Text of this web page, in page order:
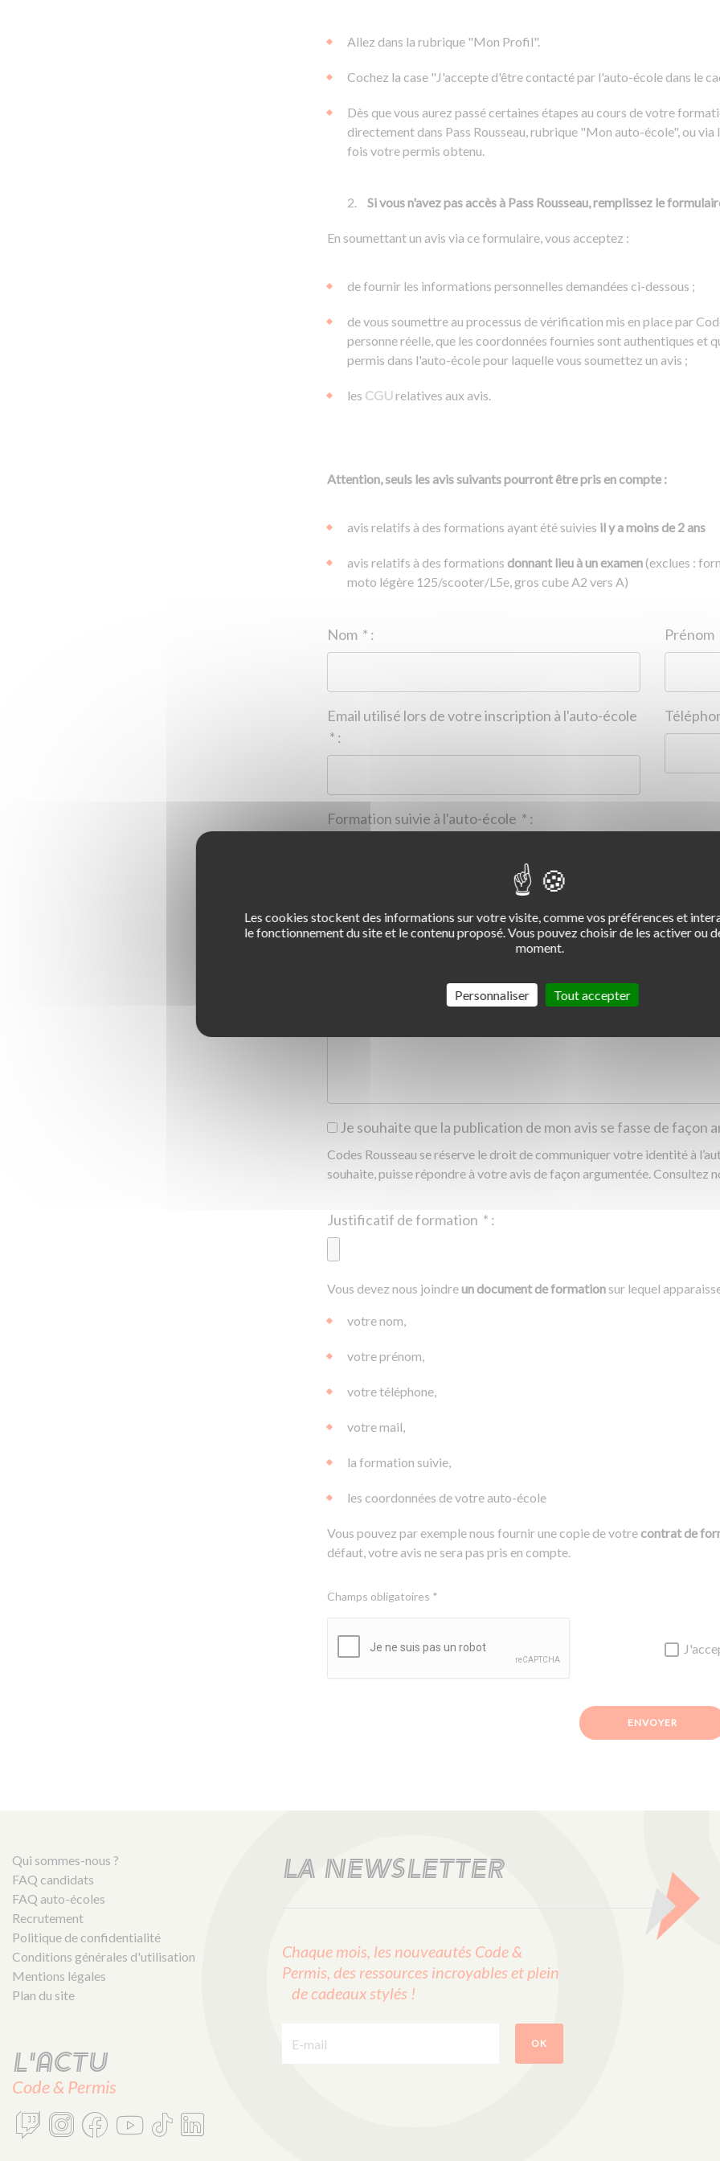
Allez dans la rubrique "Mon Profil".
Cochez la case "J'accepte d'être contacté par l'auto-école dans le
Dès que vous aurez passé certaines étapes au cours de votre
directement dans Pass Rousseau, rubrique "Mon auto-école", ou
fois votre permis obtenu.
Si vous n'avez pas accès à Pass Rousseau, remplissez le
En soumettant un avis via ce formulaire, vous acceptez :
de fournir les informations personnelles demandées ci-dessous ;
de vous soumettre au processus de vérification mis en place par
personne réelle, que les coordonnées fournies sont authentiques et
permis dans l'auto-école pour laquelle vous soumettez un avis ;
les CGUrelatives aux avis.
Attention, seuls les avis suivants pourront être pris en compte :
avis relatifs à des formations ayant été suivies il y a moins de 2 ans
avis relatifs à des formations donnant lieu à un examen(exclues :
moto légère 125/scooter/L5e, gros cube A2 vers A)
* :
Email utilisé lors de votre inscription à l'auto-école
* :
* :
1
2 3 4
Je souhaite que la publication de mon avis se fasse de façon
Codes Rousseau se réserve le droit de communiquer votre identité à
souhaite, puisse répondre à votre avis de façon argumentée. Consultez
* :
||0.00 Ko
Vous devez nous joindreun document de formation sur lequel
votre nom,
votre prénom,
votre téléphone,
votre mail,
la formation suivie,
les coordonnées de votre auto-école
Vous pouvez par exemple nous fournir une copie de votrecontrat de
défaut, votre avis ne sera pas pris en compte.
Champs obligatoires *
ENVOYER
Qui sommes-nous ?
FAQ candidats
FAQ auto-écoles
Recrutement
Politique de confidentialité
Conditions générales d'utilisation
Mentions légales
Plan du site
L'actu
Code & Permis
LA NEWSLETTER
Chaque mois, les nouveautés Code &
Permis, des ressources incroyables et plein
de cadeaux stylés !
OK
Les cookies stockent des informations sur votre visite, comme vos préférences et
le fonctionnement du site et le contenu proposé. Vous pouvez choisir de les activer ou
moment.
Tout accepter
Personnaliser